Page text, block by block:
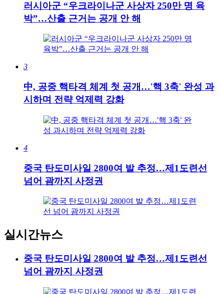
러시아군 “우크라이나군 사상자 250만 명 육
박”…산출 근거는 공개 안 해
3
中, 공중 핵타격 체계 첫 공개…'핵 3축' 완성 과
시하며 전략 억제력 강화
4
중국 탄도미사일 2800여 발 추정…제1도련선
넘어 괌까지 사정권
실시간뉴스
중국 탄도미사일 2800여 발 추정…제1도련선
넘어 괌까지 사정권